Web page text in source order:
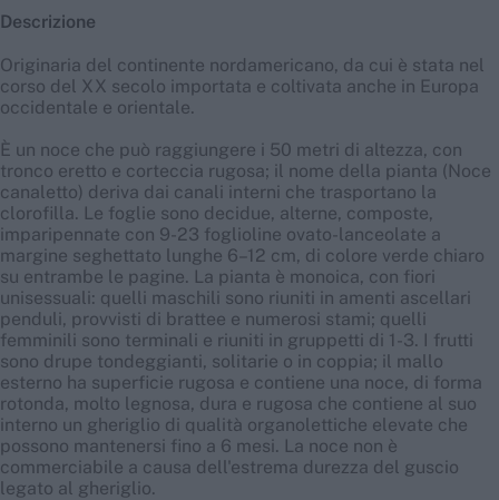
Descrizione
Originaria del continente nordamericano, da cui è stata nel
corso del XX secolo importata e coltivata anche in Europa
occidentale e orientale.
È un noce che può raggiungere i 50 metri di altezza, con
tronco eretto e corteccia rugosa; il nome della pianta (Noce
canaletto) deriva dai canali interni che trasportano la
clorofilla. Le foglie sono decidue, alterne, composte,
imparipennate con 9-23 foglioline ovato-lanceolate a
margine seghettato lunghe 6–12 cm, di colore verde chiaro
su entrambe le pagine. La pianta è monoica, con fiori
unisessuali: quelli maschili sono riuniti in amenti ascellari
penduli, provvisti di brattee e numerosi stami; quelli
femminili sono terminali e riuniti in gruppetti di 1-3. I frutti
sono drupe tondeggianti, solitarie o in coppia; il mallo
esterno ha superficie rugosa e contiene una noce, di forma
rotonda, molto legnosa, dura e rugosa che contiene al suo
interno un gheriglio di qualità organolettiche elevate che
possono mantenersi fino a 6 mesi. La noce non è
commerciabile a causa dell'estrema durezza del guscio
legato al gheriglio.